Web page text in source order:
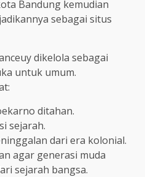
Bandung kemudian
sebagai situs
dikelola sebagai
untuk umum.
ditahan.
sejarah.
dari era kolonial.
agar generasi muda
sejarah bangsa.